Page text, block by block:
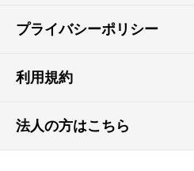
プライバシーポリシー
利用規約
法人の方はこちら